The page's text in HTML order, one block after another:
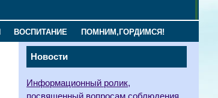
ВОСПИТАНИЕ ПОМНИМ,ГОРДИМСЯ!
Новости
Информационный ролик,
посвященный вопросам соблюдения